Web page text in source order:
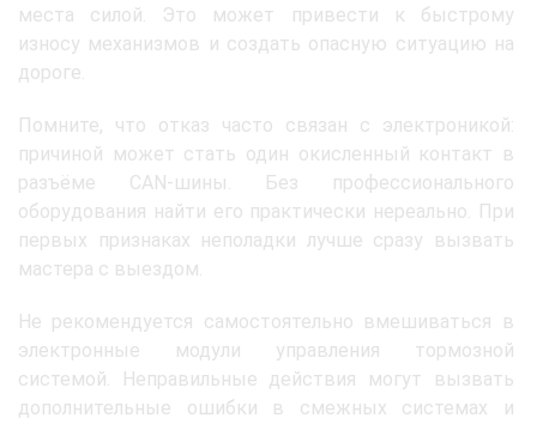
места силой. Это может привести к быстрому
износу механизмов и создать опасную ситуацию на
дороге.
Помните, что отказ часто связан с электроникой:
причиной может стать один окисленный контакт в
разъёме CAN-шины. Без профессионального
оборудования найти его практически нереально. При
первых признаках неполадки лучше сразу вызвать
мастера с выездом.
Не рекомендуется самостоятельно вмешиваться в
электронные модули управления тормозной
системой. Неправильные действия могут вызвать
дополнительные ошибки в смежных системах и